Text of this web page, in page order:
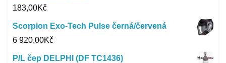
183,00Kč
Scorpion Exo-Tech Pulse černá/červená
6 920,00Kč
P/L čep DELPHI (DF TC1436)